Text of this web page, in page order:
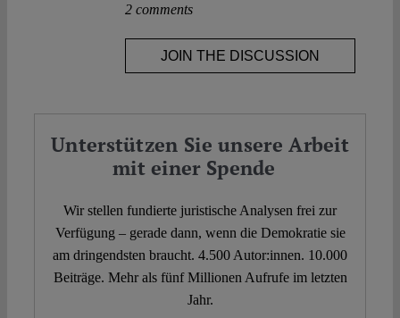
2 comments
JOIN THE DISCUSSION
Unterstützen Sie unsere Arbeit
mit einer Spende
Wir stellen fundierte juristische Analysen frei zur
Verfügung – gerade dann, wenn die Demokratie sie
am dringendsten braucht. 4.500 Autor:innen. 10.000
Beiträge. Mehr als fünf Millionen Aufrufe im letzten
Jahr.